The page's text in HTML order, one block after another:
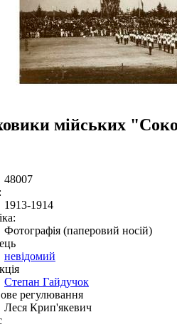
мійських
48007
1913-1914
Фотографія (паперовий носій)
невідомий
Степан Гайдучок
регулювання
Леся Крип'якевич